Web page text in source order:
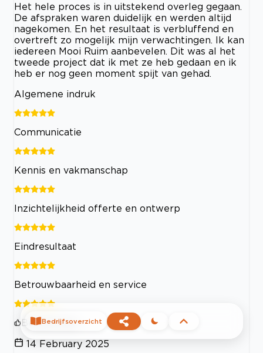
Het hele proces is in uitstekend overleg gegaan.
De afspraken waren duidelijk en werden altijd
nagekomen. En het resultaat is verbluffend en
overtreft zo mogelijk mijn verwachtingen. Ik kan
iedereen Mooi Ruim aanbevelen. Dit was al het
tweede project dat ik met ze heb gedaan en ik
heb er nog geen moment spijt van gehad.
Algemene indruk
Communicatie
Kennis en vakmanschap
Inzichtelijkheid offerte en ontwerp
Eindresultaat
Betrouwbaarheid en service
Beveelt aan
14 February 2025
Bedrijfsoverzicht